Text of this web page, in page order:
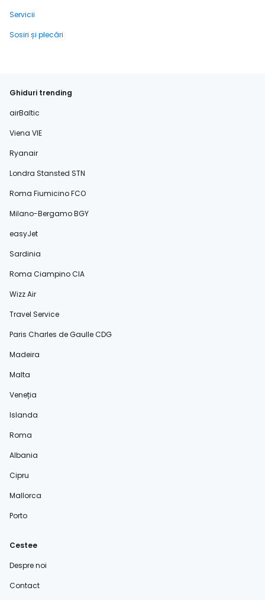
Servicii
Sosiri și plecări
Ghiduri trending
airBaltic
Viena VIE
Ryanair
Londra Stansted STN
Roma Fiumicino FCO
Milano-Bergamo BGY
easyJet
Sardinia
Roma Ciampino CIA
Wizz Air
Travel Service
Paris Charles de Gaulle CDG
Madeira
Malta
Veneția
Islanda
Roma
Albania
Cipru
Mallorca
Porto
Cestee
Despre noi
Contact